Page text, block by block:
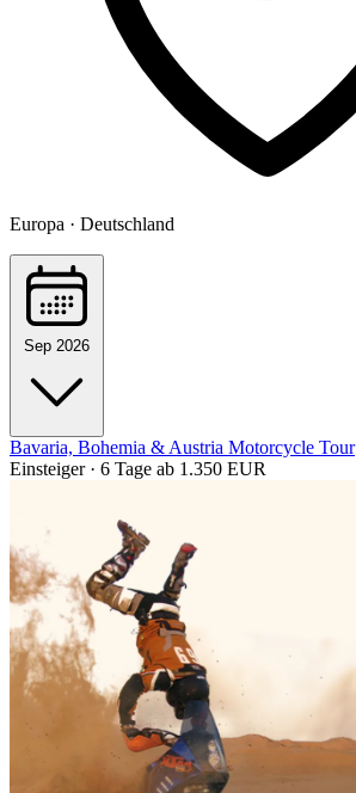
Europa · Deutschland
Sep 2026
Bavaria, Bohemia & Austria Motorcycle Tour
Einsteiger · 6 Tage ab 1.350 EUR